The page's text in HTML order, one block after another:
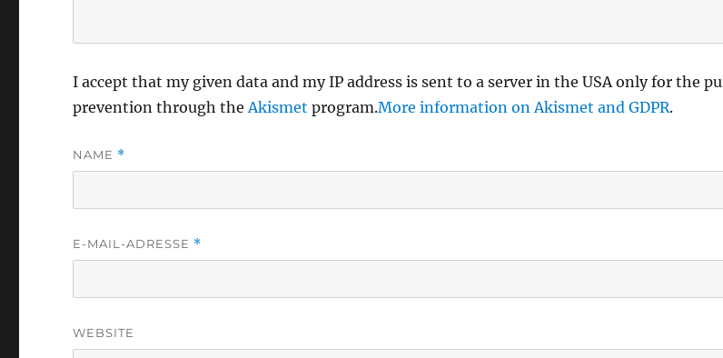
I accept that my given data and my IP address is sent to a server in the USA only for the
prevention through theAkismet program.More information on Akismet and GDPR.
NAME *
E-MAIL-ADRESSE *
WEBSITE